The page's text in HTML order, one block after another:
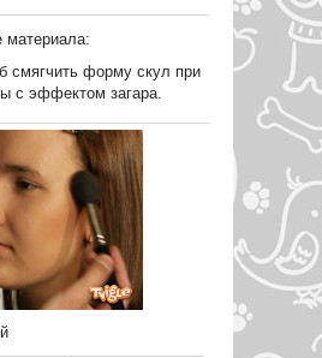
материала:
смягчить форму скул при
с эффектом загара.